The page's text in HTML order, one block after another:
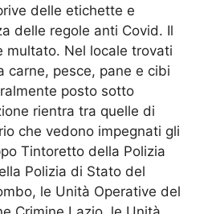
delle etichette e
delle regole anti Covid. Il
multato. Nel locale trovati
carne, pesce, pane e cibi
posto sotto
rientra tra quelle di
che vedono impegnati gli
Tintoretto della Polizia
Polizia di Stato del
le Unità Operative del